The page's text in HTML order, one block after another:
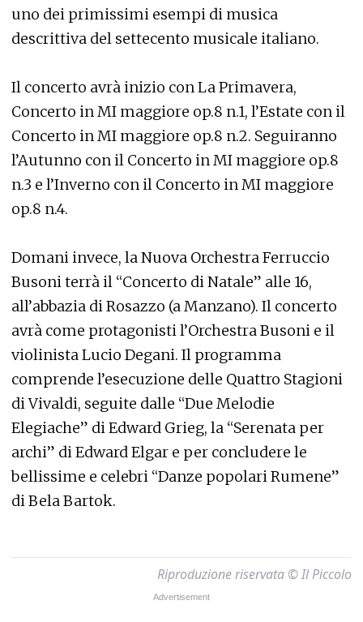
uno dei primissimi esempi di musica
descrittiva del settecento musicale italiano.
Il concerto avrà inizio con La Primavera,
Concerto in MI maggiore op.8 n.1, l’Estate con il
Concerto in MI maggiore op.8 n.2. Seguiranno
l’Autunno con il Concerto in MI maggiore op.8
n.3 e l’Inverno con il Concerto in MI maggiore
op.8 n.4.
Domani invece, la Nuova Orchestra Ferruccio
Busoni terrà il “Concerto di Natale” alle 16,
all’abbazia di Rosazzo (a Manzano). Il concerto
avrà come protagonisti l’Orchestra Busoni e il
violinista Lucio Degani. Il programma
comprende l’esecuzione delle Quattro Stagioni
di Vivaldi, seguite dalle “Due Melodie
Elegiache” di Edward Grieg, la “Serenata per
archi” di Edward Elgar e per concludere le
bellissime e celebri “Danze popolari Rumene”
di Bela Bartok.
Riproduzione riservata © Il Piccolo